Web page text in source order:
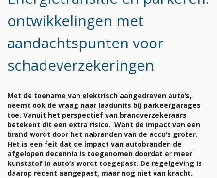
ontwikkelingen met
aandachtspunten voor
schadeverzekeringen
Met de toename van elektrisch aangedreven auto’s,
neemt ook de vraag naar laadunits bij parkeergarages
toe. Vanuit het perspectief van brandverzekeraars
betekent dit een extra risico. Want de impact van een
brand wordt door het nabranden van de accu’s groter.
Het is een feit dat de impact van autobranden de
afgelopen decennia is toegenomen doordat er meer
kunststof in auto’s wordt toegepast. De regelgeving is
daarop recent aangepast, maar nog niet van kracht.